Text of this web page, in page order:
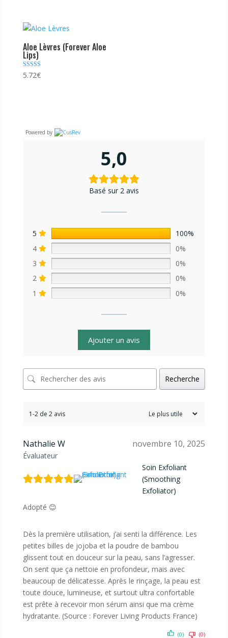
Aloe Lèvres (Forever Aloe
Lips)
Note
4.73
5.72€
Powered by
5,0
Basé sur 2 avis
5
100%
4
0%
3
0%
2
0%
1
0%
Ajouter un avis
Recherche
1-2 de 2 avis
Nathalie W
Évaluateur
novembre 10, 2025
Soin Exfoliant
(Smoothing
Exfoliator)
Adopté 😊
Dès la première utilisation, j’ai senti la différence. Les
petites billes de jojoba et la poudre de bambou
glissent tout en douceur sur la peau, sans l’agresser.
On sent que ça nettoie en profondeur, mais avec
beaucoup de délicatesse. Après le rinçage, la peau est
toute douce, lumineuse, et surtout ultra confortable
est prête à recevoir mon sérum ainsi que ma crème
hydratante. (Source : Forever Living Products France)
(0) (0)